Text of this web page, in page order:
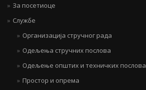
За посетиоце
Службе
Организација стручног рада
Одељења стручних послова
Одељење општих и техничких послова
Простор и опрема